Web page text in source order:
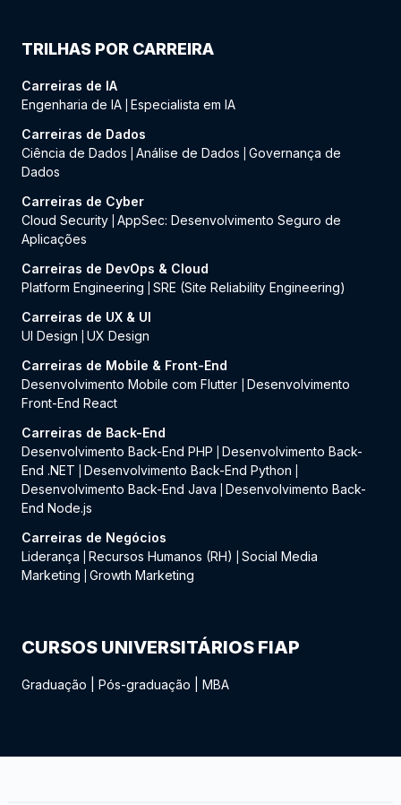
TRILHAS POR CARREIRA
Carreiras de IA
Engenharia de IA Especialista em IA
Carreiras de Dados
Ciência de Dados
Análise de Dados
Governança de
Dados
Carreiras de Cyber
Cloud Security AppSec: Desenvolvimento Seguro de
Aplicações
Carreiras de DevOps & Cloud
Platform Engineering
SRE (Site Reliability Engineering)
Carreiras de UX & UI
UI Design
UX Design
Carreiras de Mobile & Front-End
Desenvolvimento Mobile com Flutter
Desenvolvimento
Front-End React
Carreiras de Back-End
Desenvolvimento Back-End PHP
Desenvolvimento Back-
End .NET
Desenvolvimento Back-End Python
Desenvolvimento Back-End Java
Desenvolvimento Back-
End Node.js
Carreiras de Negócios
Liderança
Recursos Humanos (RH)
Social Media
Marketing
Growth Marketing
CURSOS UNIVERSITÁRIOS FIAP
Graduação Pós-graduação MBA